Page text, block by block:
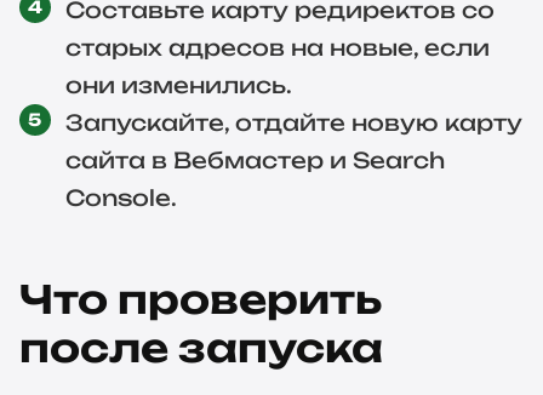
Составьте карту редиректов со
старых адресов на новые, если
они изменились.
Запускайте, отдайте новую карту
сайта в Вебмастер и Search
Console.
Что проверить
после запуска